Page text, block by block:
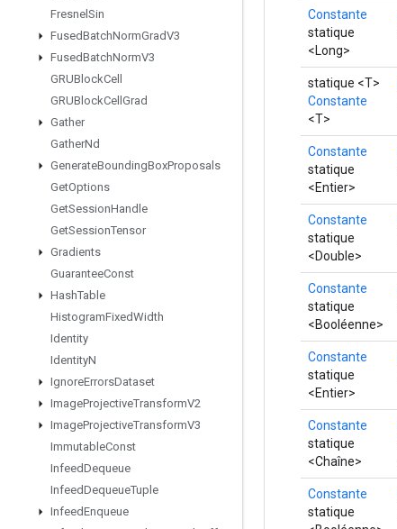
Fresnel Sin
FusedBatchNormGradV3
FusedBatchNormV3
GRUBlockCell
GRUBlockCell Grad
Gather
GatherNd
GenerateBoundingBoxProposals
GetOptions
GetSessionHandle
GetSessionTensor
Gradients
GuaranteeConst
HashTable
HistogramFixedWidth
Identity
IdentityN
IgnoreErrorsDataset
ImageProjectiveTransformV2
ImageProjectiveTransformV3
ImmutableConst
InfeedDequeue
InfeedDequeueTuple
InfeedEnqueue
Constante
statique
<Long>
statique <T>
Constante
<T>
Constante
statique
<Entier>
Constante
statique
<Double>
Constante
statique
<Booléenne>
Constante
statique
<Entier>
Constante
statique
<Chaîne>
Constante
statique